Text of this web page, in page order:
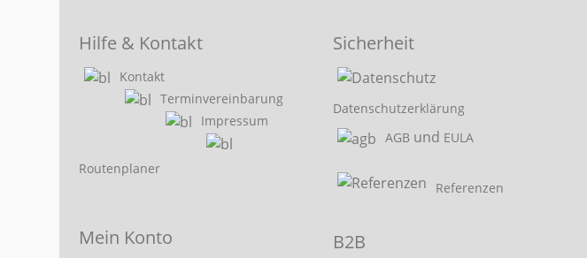
Hilfe & Kontakt
Kontakt
Terminvereinbarung
Impressum
Routenplaner
Mein Konto
Sicherheit
Datenschutzerklärung
AGB und EULA
Referenzen
B2B